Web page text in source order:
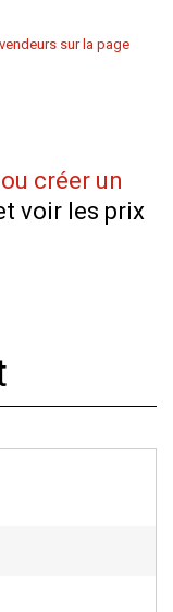
sur la page
créer un
voir les prix